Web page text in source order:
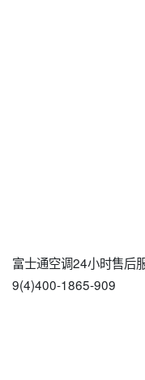
富士通空调24小时售后
9(4)400-1865-909